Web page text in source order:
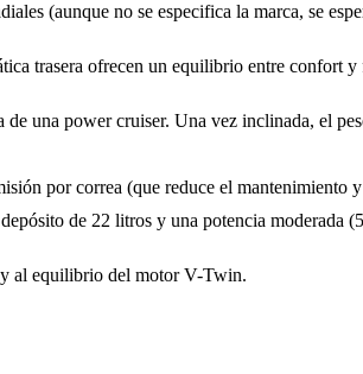
(aunque no se especifica la marca, se
trasera ofrecen un equilibrio entre confort
una power cruiser. Una vez inclinada, el
por correa (que reduce el mantenimiento
de 22 litros y una potencia moderada
al equilibrio del motor V-Twin.